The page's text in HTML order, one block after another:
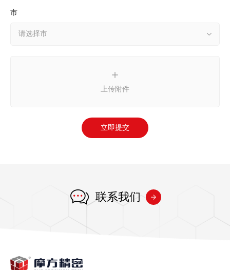
市
上传附件
立即提交
联系我们